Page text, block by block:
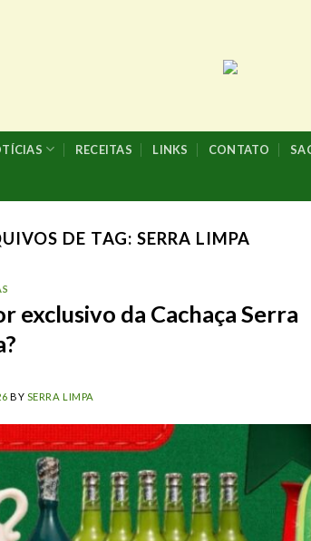
RECEITAS LINKS CONTATO
DE TAG:SERRA LIMPA
exclusivo da Cachaça Serra
BY SERRA LIMPA